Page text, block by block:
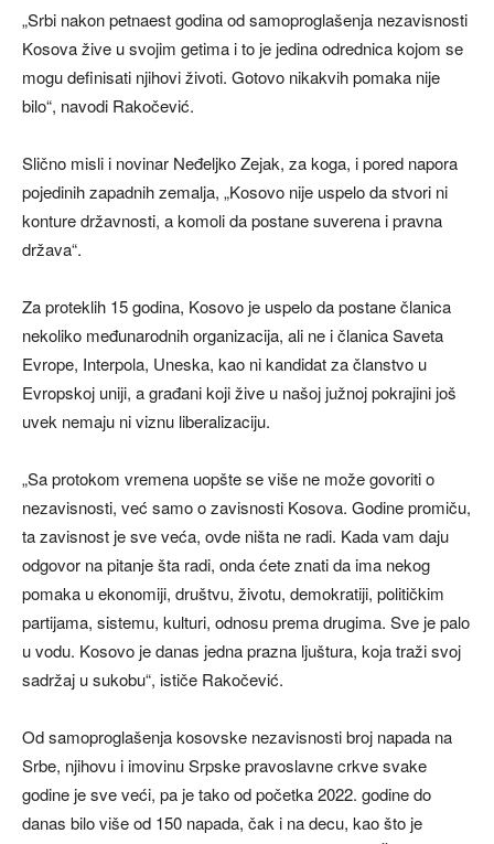
„Srbi nakon petnaest godina od samoproglašenja nezavisnosti
Kosova žive u svojim getima i to je jedina odrednica kojom se
mogu definisati njihovi životi. Gotovo nikakvih pomaka nije
bilo“, navodi Rakočević.
Slično misli i novinar Neđeljko Zejak, za koga, i pored napora
pojedinih zapadnih zemalja, „Kosovo nije uspelo da stvori ni
konture državnosti, a komoli da postane suverena i pravna
država“.
Za proteklih 15 godina, Kosovo je uspelo da postane članica
nekoliko međunarodnih organizacija, ali ne i članica Saveta
Evrope, Interpola, Uneska, kao ni kandidat za članstvo u
Evropskoj uniji, a građani koji žive u našoj južnoj pokrajini još
uvek nemaju ni viznu liberalizaciju.
„Sa protokom vremena uopšte se više ne može govoriti o
nezavisnosti, već samo o zavisnosti Kosova. Godine promiču,
ta zavisnost je sve veća, ovde ništa ne radi. Kada vam daju
odgovor na pitanje šta radi, onda ćete znati da ima nekog
pomaka u ekonomiji, društvu, životu, demokratiji, političkim
partijama, sistemu, kulturi, odnosu prema drugima. Sve je palo
u vodu. Kosovo je danas jedna prazna ljuštura, koja traži svoj
sadržaj u sukobu“, ističe Rakočević.
Od samoproglašenja kosovske nezavisnosti broj napada na
Srbe, njihovu i imovinu Srpske pravoslavne crkve svake
godine je sve veći, pa je tako od početka 2022. godine do
danas bilo više od 150 napada, čak i na decu, kao što je